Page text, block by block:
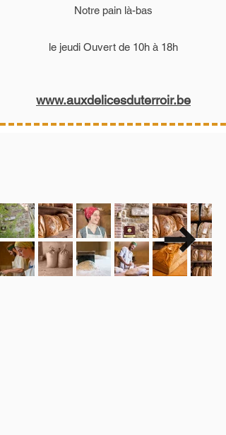
Notre pain là-bas
le jeudi Ouvert de 10h à 18h
www.auxdelicesduterroir.be